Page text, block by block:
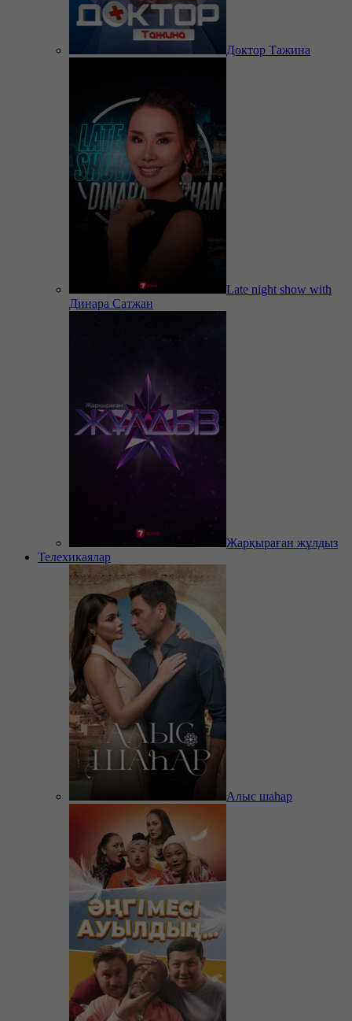
Доктор Тажина
Late night show with
Динара Сатжан
Жарқыраған жұлдыз
Телехикаялар
Алыс шаһар